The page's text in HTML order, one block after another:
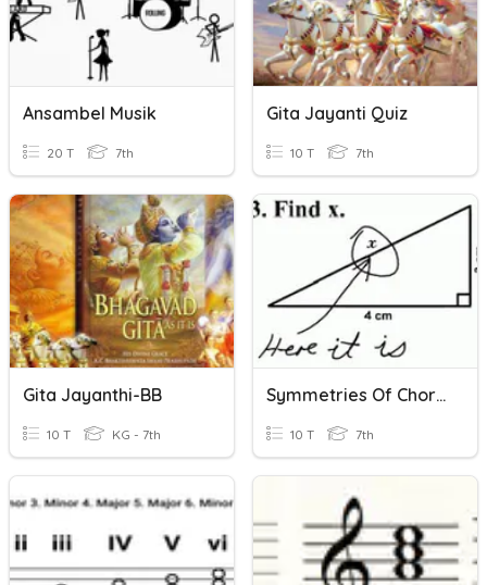
Ansambel Musik
20 T 7th
Gita Jayanti Quiz
10 T 7th
Gita Jayanthi-BB
10 T KG - 7th
Symmetries Of Chords
10 T 7th